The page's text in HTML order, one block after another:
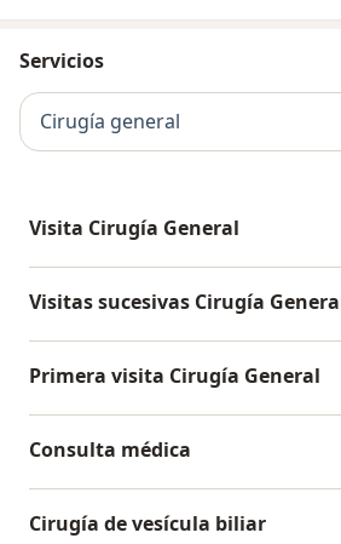
Servicios
Cirugía general
Visita Cirugía General
Visitas sucesivas Cirugía
Primera visita Cirugía General
Consulta médica
Cirugía de vesícula biliar